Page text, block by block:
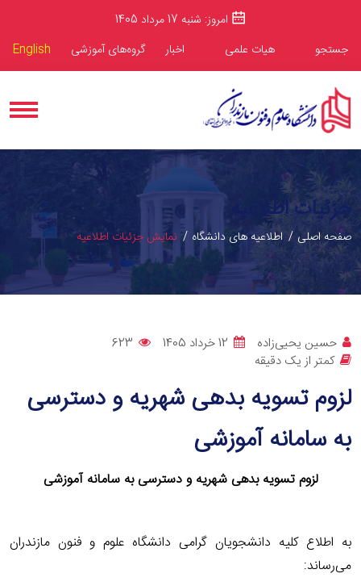
امروز: شنبه 17 مرداد 1405
جستجو
هیات علمی اخبار گروه‌های آموزشی English
جزئیات اطلاعیه
صفحه اصلی اطلاعیه های دانشگاه نمایش جزئیات اطلاعیه
حسین یحیی‌زاده 12 خرداد 1405
623
کمتر از یک دقیقه
لزوم تسویه بدهی شهریه و دسترسی
به سامانه آموزشی
لزوم تسویه بدهی شهریه و دسترسی به سامانه آموزشی
به اطلاع کلیه دانشجویان گرامی دانشگاه علوم و فنون مازندران
می‌رساند: